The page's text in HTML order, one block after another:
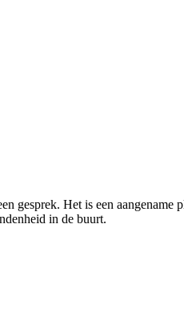
Het is een aangename
in de buurt.